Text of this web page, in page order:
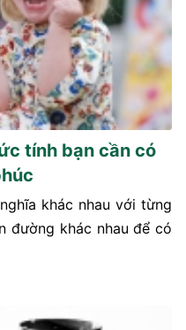
tính bạn cần có
khác nhau với từng
đường khác nhau để có